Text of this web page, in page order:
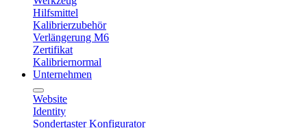
Hilfsmittel
Kalibrierzubehör
Verlängerung M6
Zertifikat
Kalibriernormal
Unternehmen
Website
Identity
Sondertaster Konfigurator